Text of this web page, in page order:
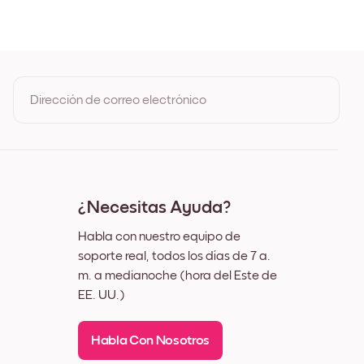
Dirección de correo electrónico
¿Necesitas Ayuda?
Habla con nuestro equipo de
soporte real, todos los días de 7 a.
m. a medianoche (hora del Este de
EE. UU.)
Habla Con Nosotros